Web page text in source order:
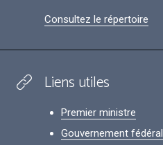
Consultez le répertoire
Liens utiles
Premier ministre
Gouvernement fédéral